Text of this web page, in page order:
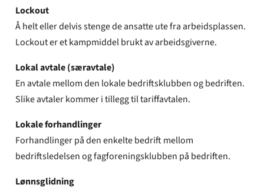
Lockout
Å helt eller delvis stenge de ansatte ute fra arbeidsplassen.
Lockout er et kampmiddel brukt av arbeidsgiverne.
Lokal avtale (særavtale)
En avtale mellom den lokale bedriftsklubben og bedriften.
Slike avtaler kommer i tillegg til tariffavtalen.
Lokale forhandlinger
Forhandlinger på den enkelte bedrift mellom
bedriftsledelsen og fagforeningsklubben på bedriften.
Lønnsglidning